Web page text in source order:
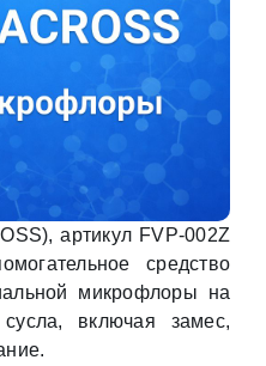
артикул FVP-002Z
средство
микрофлоры на
сусла, включая замес,